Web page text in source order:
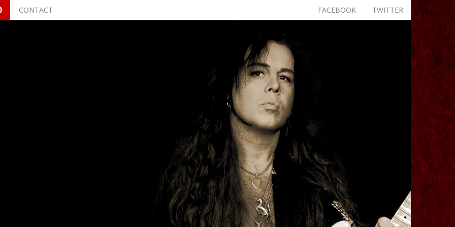
CONTACT TWITTER
FACEBOOK